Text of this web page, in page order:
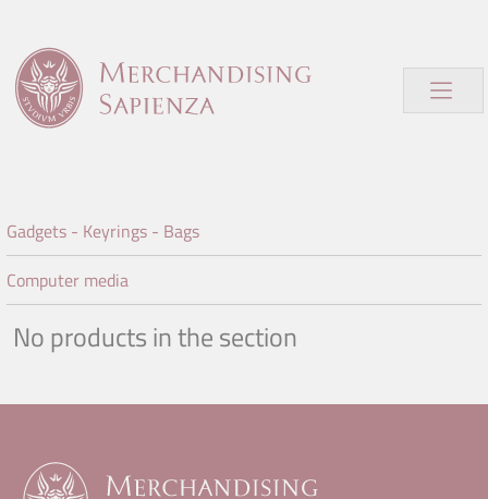
Gadgets - Keyrings - Bags
Computer media
No products in the section